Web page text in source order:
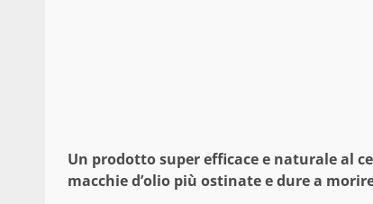
Un prodotto super efficace e naturale al
macchie d’olio più ostinate e dure a